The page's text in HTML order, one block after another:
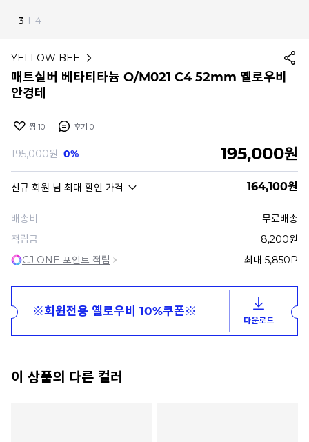
4 I 4
YELLOW BEE
매트실버 베타티타늄 O/M021 C4 52mm 옐로우비
안경테
찜 10 후기 0
195,000원 0% 195,000원
신규 회원 님 최대 할인 가격 164,100원
배송비
무료배송
적립금
8,200원
CJ ONE 포인트 적립
최대 5,850P
※회원전용 옐로우비 10%쿠폰※
다운로드
이 상품의 다른 컬러